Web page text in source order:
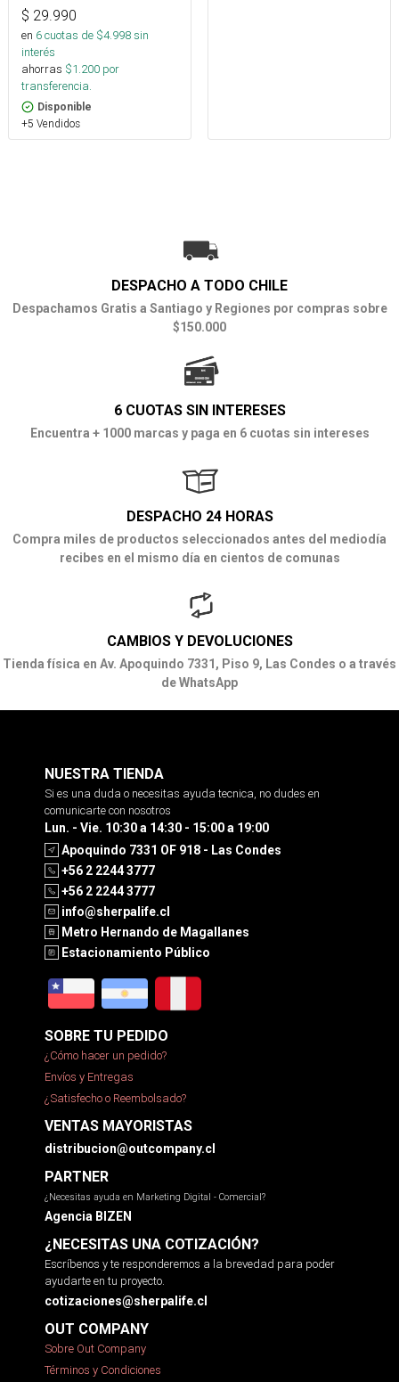
$ 29.990
en 6cuotas de $4.998sin
interés
ahorras $1.200 por
transferencia.
Disponible
+5 Vendidos
DESPACHO A TODO CHILE
Despachamos Gratis a Santiago y Regiones por compras sobre
$150.000
6 CUOTAS SIN INTERESES
Encuentra + 1000 marcas y paga en 6 cuotas sin intereses
DESPACHO 24 HORAS
Compra miles de productos seleccionados antes del mediodía
recibes en el mismo día en cientos de comunas
CAMBIOS Y DEVOLUCIONES
Tienda física en Av. Apoquindo 7331, Piso 9, Las Condes o a través
de WhatsApp
NUESTRA TIENDA
Si es una duda o necesitas ayuda tecnica, no dudes en
comunicarte con nosotros
Lun. - Vie. 10:30 a 14:30 - 15:00 a 19:00
Apoquindo 7331 OF 918 - Las Condes
+56 2 2244 3777
+56 2 2244 3777
info@sherpalife.cl
Metro Hernando de Magallanes
Estacionamiento Público
SOBRE TU PEDIDO
¿Cómo hacer un pedido?
Envíos y Entregas
¿Satisfecho o Reembolsado?
VENTAS MAYORISTAS
distribucion@outcompany.cl
PARTNER
¿Necesitas ayuda en Marketing Digital - Comercial?
Agencia BIZEN
¿NECESITAS UNA COTIZACIÓN?
Escríbenos y te responderemos a la brevedad para poder
ayudarte en tu proyecto.
cotizaciones@sherpalife.cl
OUT COMPANY
Sobre Out Company
Términos y Condiciones